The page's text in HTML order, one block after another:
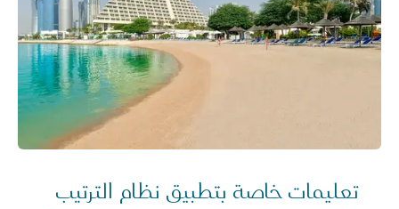
تعليمات خاصة بتطبيق نظام الترتيب